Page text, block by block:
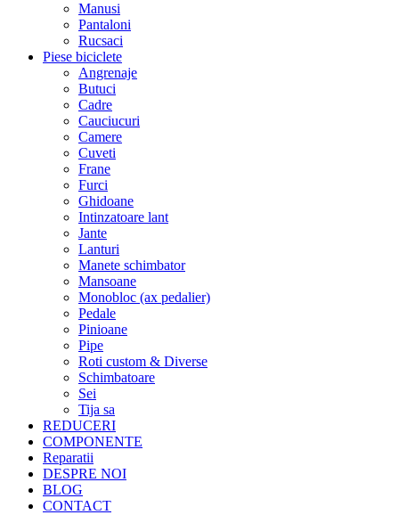
Manusi
Pantaloni
Rucsaci
Piese biciclete
Angrenaje
Butuci
Cadre
Cauciucuri
Camere
Cuveti
Frane
Furci
Ghidoane
Intinzatoare lant
Jante
Lanturi
Manete schimbator
Mansoane
Monobloc (ax pedalier)
Pedale
Pinioane
Pipe
Roti custom & Diverse
Schimbatoare
Sei
Tija sa
REDUCERI
COMPONENTE
Reparatii
DESPRE NOI
BLOG
CONTACT